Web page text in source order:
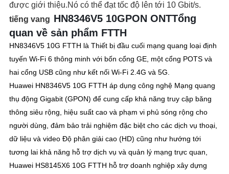
được giới thiệu.Nó có thể đạt tốc độ lên tới 10 Gbit/s.
tiếng vang HN8346V5 10GPON ONTTổng
quan về sản phẩm FTTH
HN8346V5 10G FTTH là Thiết bị đầu cuối mạng quang loại định
tuyến Wi-Fi 6 thông minh với bốn cổng GE, một cổng POTS và
hai cổng USB cũng như kết nối Wi-Fi 2.4G và 5G.
Huawei HN8346V5 10G FTTH áp dụng công nghệ Mạng quang
thụ động Gigabit (GPON) để cung cấp khả năng truy cập băng
thông siêu rộng, hiệu suất cao và phạm vi phủ sóng rộng cho
người dùng, đảm bảo trải nghiệm đặc biệt cho các dịch vụ thoại,
dữ liệu và video Độ phân giải cao (HD) cũng như hướng tới
tương lai khả năng hỗ trợ dịch vụ và quản lý mạng trực quan,
Huawei HS8145X6 10G FTTH hỗ trợ doanh nghiệp xây dựng